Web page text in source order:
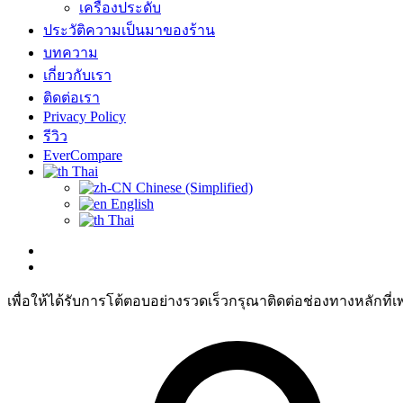
เครื่องประดับ
ประวัติความเป็นมาของร้าน
บทความ
เกี่ยวกับเรา
ติดต่อเรา
Privacy Policy
รีวิว
EverCompare
Thai
Chinese (Simplified)
English
Thai
เพื่อให้ได้รับการโต้ตอบอย่างรวดเร็วกรุณาติดต่อช่องทางหลักที่เ